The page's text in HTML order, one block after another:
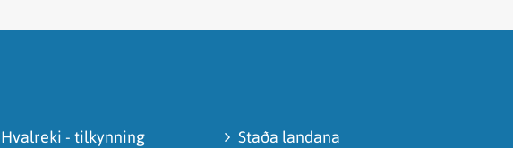
Hvalreki - tilkynning
Staða landana